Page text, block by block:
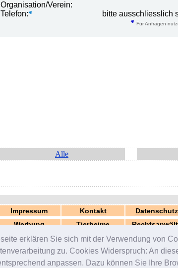
erklären Sie sich mit der Verwendung von
zu. Cookies Widerspruch: An
anpassen. Dazu können Sie Ihre
Organisation/Verein:
Telefon:*
bitte ausschliesslich
* Für Anfragen
Alle
Impressum Kontakt Datenschutz
Werbung
Tierheime